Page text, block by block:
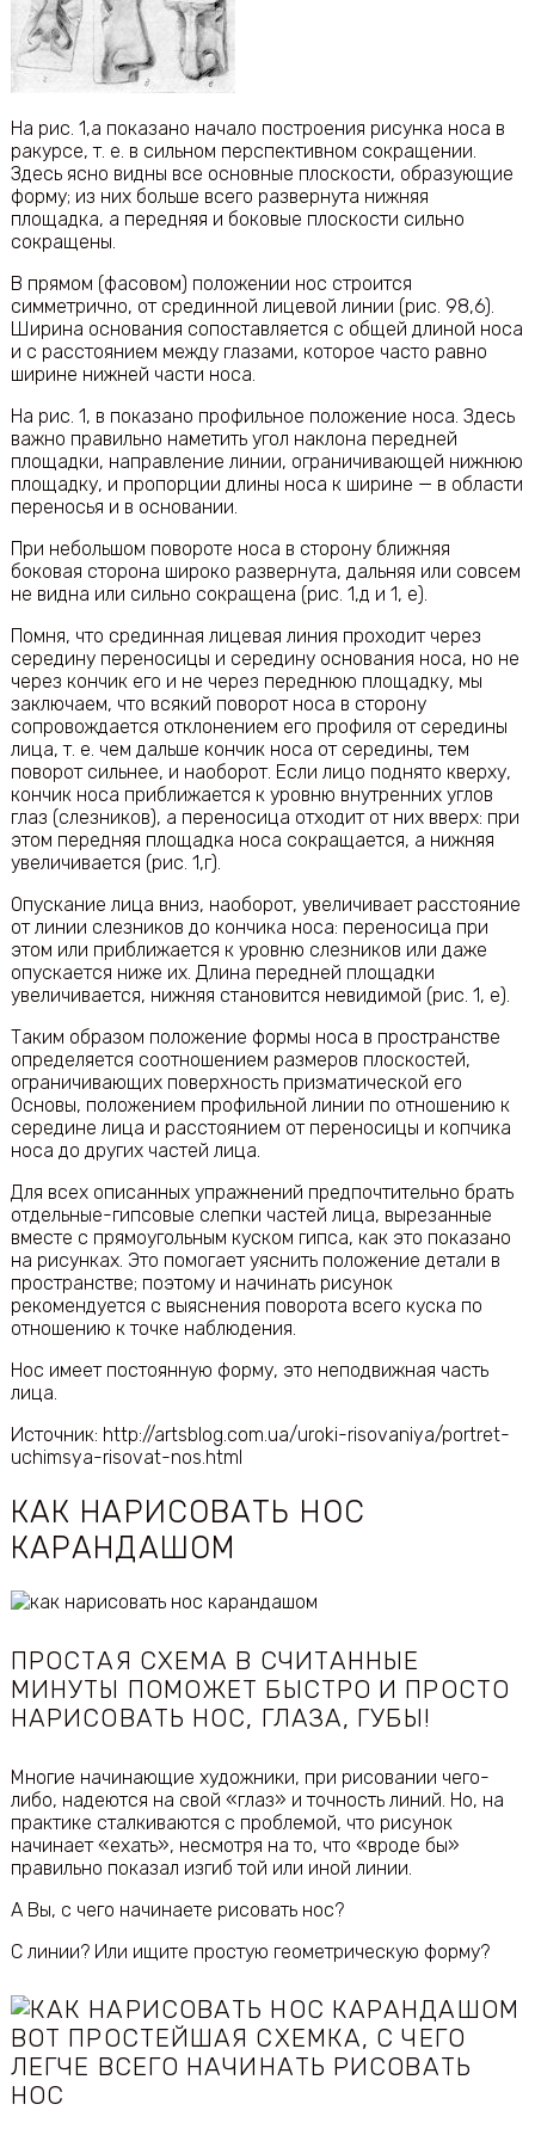
На рис. 1,а показано начало построения рисунка носа в
ракурсе, т. е. в сильном перспективном сокращении.
Здесь ясно видны все основные плоскости, образующие
форму; из них больше всего развернута нижняя
площадка, а передняя и боковые плоскости сильно
сокращены.
В прямом (фасовом) положении нос строится
симметрично, от срединной лицевой линии (рис. 98,6).
Ширина основания сопоставляется с общей длиной носа
и с расстоянием между глазами, которое часто равно
ширине нижней части носа.
На рис. 1, в показано профильное положение носа. Здесь
важно правильно наметить угол наклона передней
площадки, направление линии, ограничивающей нижнюю
площадку, и пропорции длины носа к ширине — в области
переносья и в основании.
При небольшом повороте носа в сторону ближняя
боковая сторона широко развернута, дальняя или совсем
не видна или сильно сокращена (рис. 1,д и 1, е).
Помня, что срединная лицевая линия проходит через
середину переносицы и середину основания носа, но не
через кончик его и не через переднюю площадку, мы
заключаем, что всякий поворот носа в сторону
сопровождается отклонением его профиля от середины
лица, т. е. чем дальше кончик носа от середины, тем
поворот сильнее, и наоборот. Если лицо поднято кверху,
кончик носа приближается к уровню внутренних углов
глаз (слезников), а переносица отходит от них вверх: при
этом передняя площадка носа сокращается, а нижняя
увеличивается (рис. 1,г).
Опускание лица вниз, наоборот, увеличивает расстояние
от линии слезников до кончика носа: переносица при
этом или приближается к уровню слезников или даже
опускается ниже их. Длина передней площадки
увеличивается, нижняя становится невидимой (рис. 1, е).
Таким образом положение формы носа в пространстве
определяется соотношением размеров плоскостей,
ограничивающих поверхность призматической его
Основы, положением профильной линии по отношению к
середине лица и расстоянием от переносицы и копчика
носа до других частей лица.
Для всех описанных упражнений предпочтительно брать
отдельные-гипсовые слепки частей лица, вырезанные
вместе с прямоугольным куском гипса, как это показано
на рисунках. Это помогает уяснить положение детали в
пространстве; поэтому и начинать рисунок
рекомендуется с выяснения поворота всего куска по
отношению к точке наблюдения.
Нос имеет постоянную форму, это неподвижная часть
лица.
Источник: http://artsblog.com.ua/uroki-risovaniya/portret-
uchimsya-risovat-nos.html
КАК НАРИСОВАТЬ НОС
КАРАНДАШОМ
ПРОСТАЯ СХЕМА В СЧИТАННЫЕ
МИНУТЫ ПОМОЖЕТ БЫСТРО И ПРОСТО
НАРИСОВАТЬ НОC, ГЛАЗА, ГУБЫ!
Многие начинающие художники, при рисовании чего-
либо, надеются на свой «глаз» и точность линий. Но, на
практике сталкиваются с проблемой, что рисунок
начинает «ехать», несмотря на то, что «вроде бы»
правильно показал изгиб той или иной линии.
А Вы, с чего начинаете рисовать нос?
С линии? Или ищите простую геометрическую форму?
ВОТ ПРОСТЕЙШАЯ СХЕМКА, С ЧЕГО
ЛЕГЧЕ ВСЕГО НАЧИНАТЬ РИСОВАТЬ
НОС